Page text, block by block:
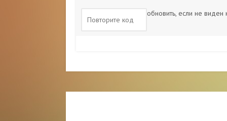
обновить, если не виден